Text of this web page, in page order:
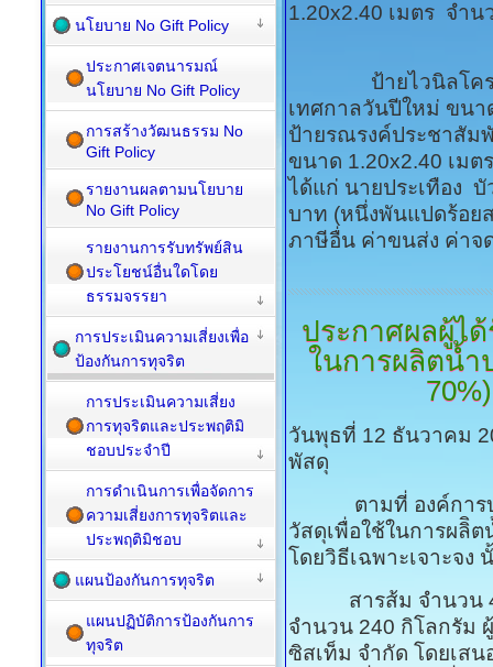
1.20x2.40 เมตร จำ
ป้ายไวนิลโครงก
เทศกาลวันปีใหม่ ข
ป้ายรณรงค์ประชาสัม
ขนาด 1.20x2.40 เ
ได้แก่ นายประเทือง บั
บาท (หนึ่งพันแปดร้อย
ภาษีอื่น ค่าขนส่ง ค่าจ
ประกาศผลผู้ไ
ในการผลิตน้ำ
วันพุธที่ 12 ธันวาคม
พัสดุ
ตามที่ องค์การบริ
วัสดุเพื่อใช้ในการผลิิ
โดยวิธีเฉพาะเจาะจง
สารส้ม จำนวน
จำนวน 240 กิโลกรัม
ซิสเท็ม จำกัด โดยเสน
นโยบาย No Gift Policy
ประกาศเจตนารมณ์
นโยบาย No Gift Policy
การสร้างวัฒนธรรม No
Gift Policy
รายงานผลตามนโยบาย
No Gift Policy
รายงานการรับทรัพย์สิน
ประโยชน์อื่นใดโดย
ธรรมจรรยา
การประเมินความเสี่ยงเพื่อ
ป้องกันการทุจริต
การประเมินความเสี่ยง
การทุจริตและประพฤติมิ
ชอบประจำปี
การดำเนินการเพื่อจัดการ
ความเสี่ยงการทุจริตและ
ประพฤติมิชอบ
แผนป้องกันการทุจริต
แผนปฏิบัติการป้องกันการ
ทุจริต